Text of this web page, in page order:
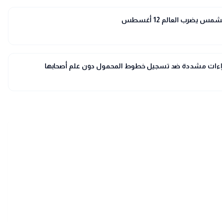
العالم 12 أغسطس
مشددة ضد تسجيل خطوط المحمول دون علم أصحابها